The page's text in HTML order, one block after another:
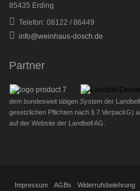
85435 Erding
Telefon: 08122 / 86449
info@weinhaus-dosch.de
Partner
dem bundesweit tätigen System der
gesetzlichen Pflichten nach § 7 VerpackG)
auf der Website der Landbell AG.
Impressum AGBs Widerrufsbelehrung